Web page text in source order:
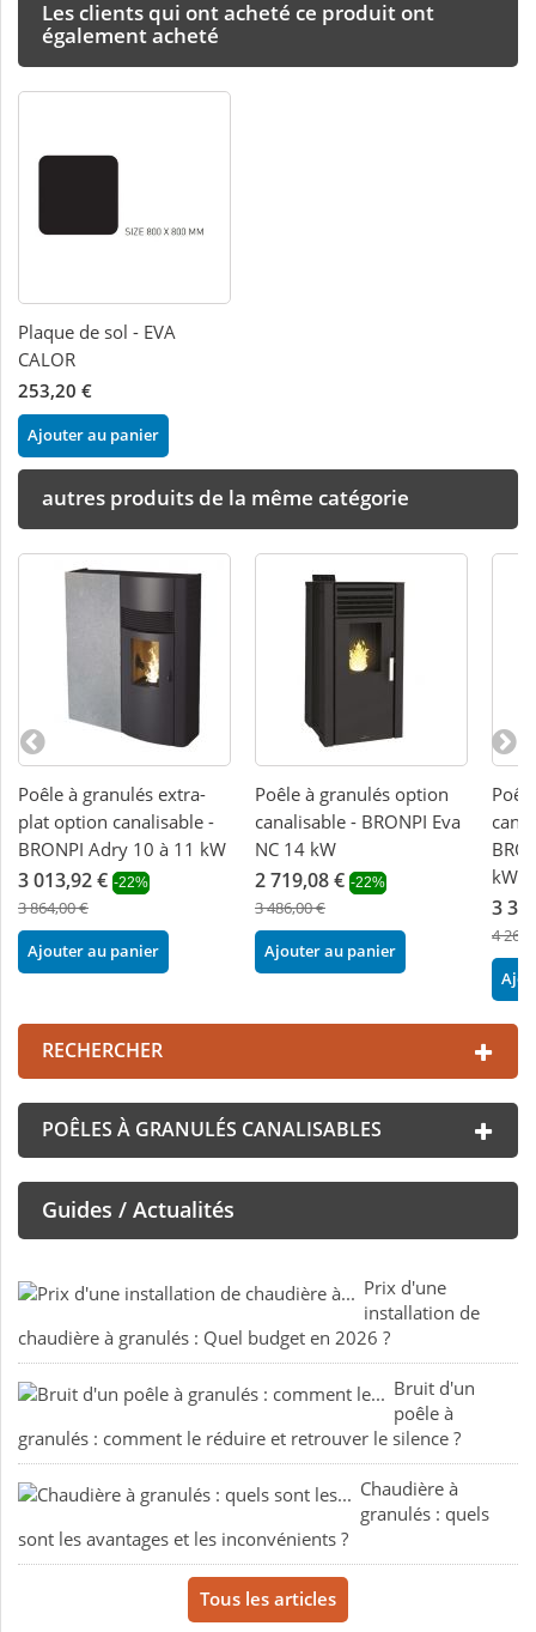
Les clients qui ont acheté ce produit ont
également acheté
Plaque de sol - EVA
CALOR
253,20 €
Ajouter au panier
autres produits de la même catégorie
Poêle à granulés extra-
plat option canalisable -
BRONPI Adry 10 à 11 kW
3 013,92 € -22%
3 864,00 €
Ajouter au panier
Poêle à granulés option
canalisable - BRONPI Eva
NC 14 kW
2 719,08 € -22%
3 486,00 €
Ajouter au panier
kW
3
4
RECHERCHER
POÊLES À GRANULÉS CANALISABLES
Guides / Actualités
Prix d'une
installation de
chaudière à granulés : Quel budget en 2026 ?
Bruit d'un
poêle à
granulés : comment le réduire et retrouver le silence ?
Chaudière à
granulés : quels
sont les avantages et les inconvénients ?
Tous les articles